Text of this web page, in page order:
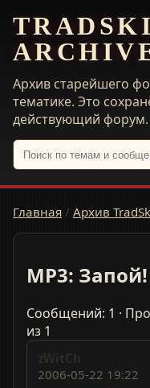
Архив старейшего
тематике. Это
действующий форум.
Главная / Архив
MP3: Запой!
Сообщений: 1 ·
из 1
zWitCh
2006-05-22 19:22